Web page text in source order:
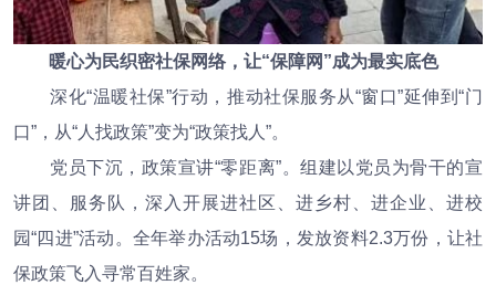
暖心为民织密社保网络，让“保障网”成为最实底色
深化“温暖社保”行动，推动社保服务从“窗口”延伸到“门
口”，从“人找政策”变为“政策找人”。
党员下沉，政策宣讲“零距离”。组建以党员为骨干的宣
讲团、服务队，深入开展进社区、进乡村、进企业、进校
园“四进”活动。全年举办活动15场，发放资料2.3万份，让社
保政策飞入寻常百姓家。